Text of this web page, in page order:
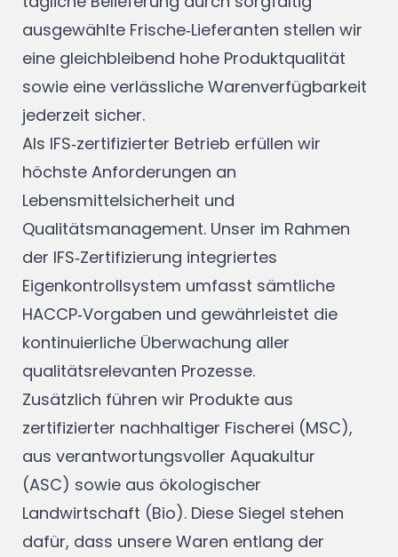
ausgewählte Frische‑Lieferanten stellen wir
eine gleichbleibend hohe Produktqualität
sowie eine verlässliche Warenverfügbarkeit
jederzeit sicher.
Als IFS‑zertifizierter Betrieb erfüllen wir
höchste Anforderungen an
Lebensmittelsicherheit und
Qualitätsmanagement. Unser im Rahmen
der IFS‑Zertifizierung integriertes
Eigenkontrollsystem umfasst sämtliche
HACCP‑Vorgaben und gewährleistet die
kontinuierliche Überwachung aller
qualitätsrelevanten Prozesse.
Zusätzlich führen wir Produkte aus
zertifizierter nachhaltiger Fischerei (MSC),
aus verantwortungsvoller Aquakultur
(ASC) sowie aus ökologischer
Landwirtschaft (Bio). Diese Siegel stehen
dafür, dass unsere Waren entlang der